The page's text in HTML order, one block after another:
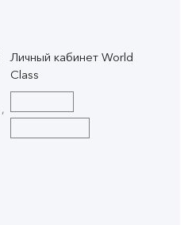
,
Личный кабинет World
Class